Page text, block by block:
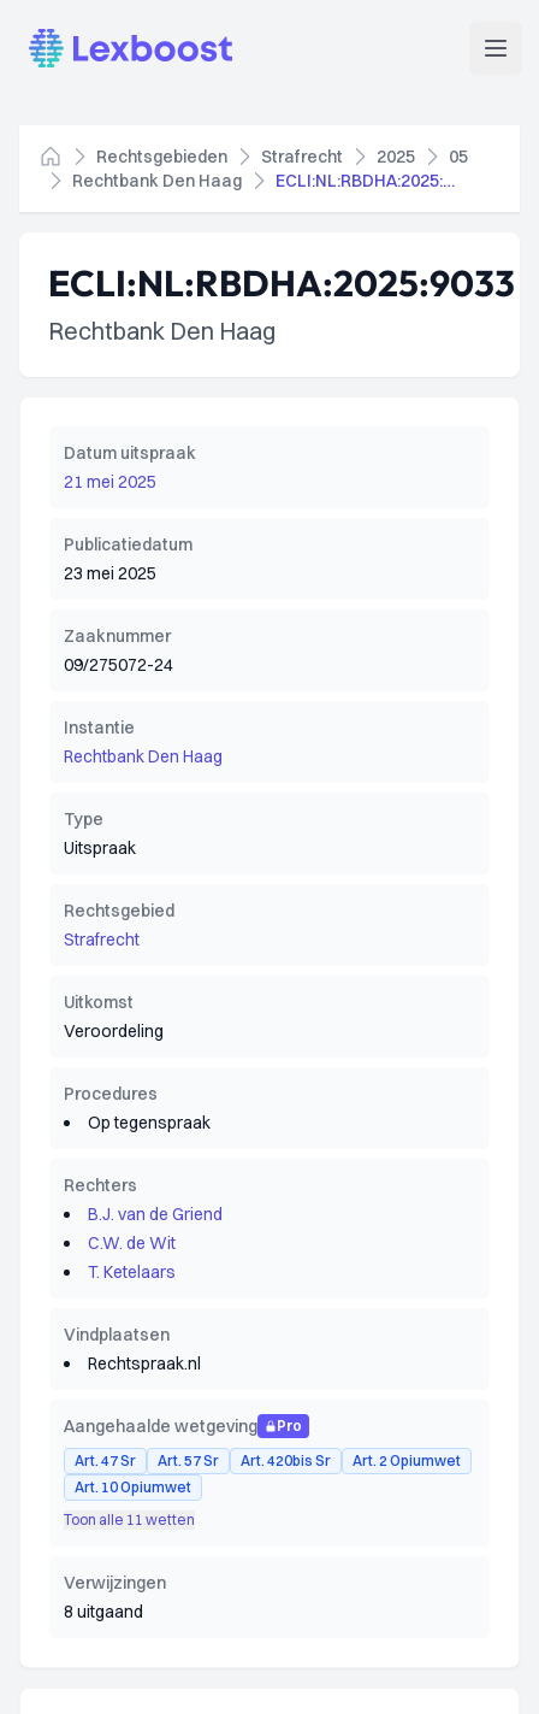
Lexboost
Home
Rechtsgebieden Strafrecht 2025
05
Rechtbank Den Haag
ECLI:NL:RBDHA:2025:9033
ECLI:NL:RBDHA:2025:9033
Rechtbank Den Haag
Datum uitspraak
21 mei 2025
Publicatiedatum
23 mei 2025
Zaaknummer
09/275072-24
Instantie
Rechtbank Den Haag
Type
Uitspraak
Rechtsgebied
Strafrecht
Uitkomst
Veroordeling
Procedures
Op tegenspraak
Rechters
B.J. van de Griend
C.W. de Wit
T. Ketelaars
Vindplaatsen
Rechtspraak.nl
Aangehaalde wetgeving
Pro
Art. 47 Sr
Art. 57 Sr Art. 420bis Sr
Art. 2 Opiumwet
Art. 10 Opiumwet
Toon alle 11 wetten
Verwijzingen
8 uitgaand